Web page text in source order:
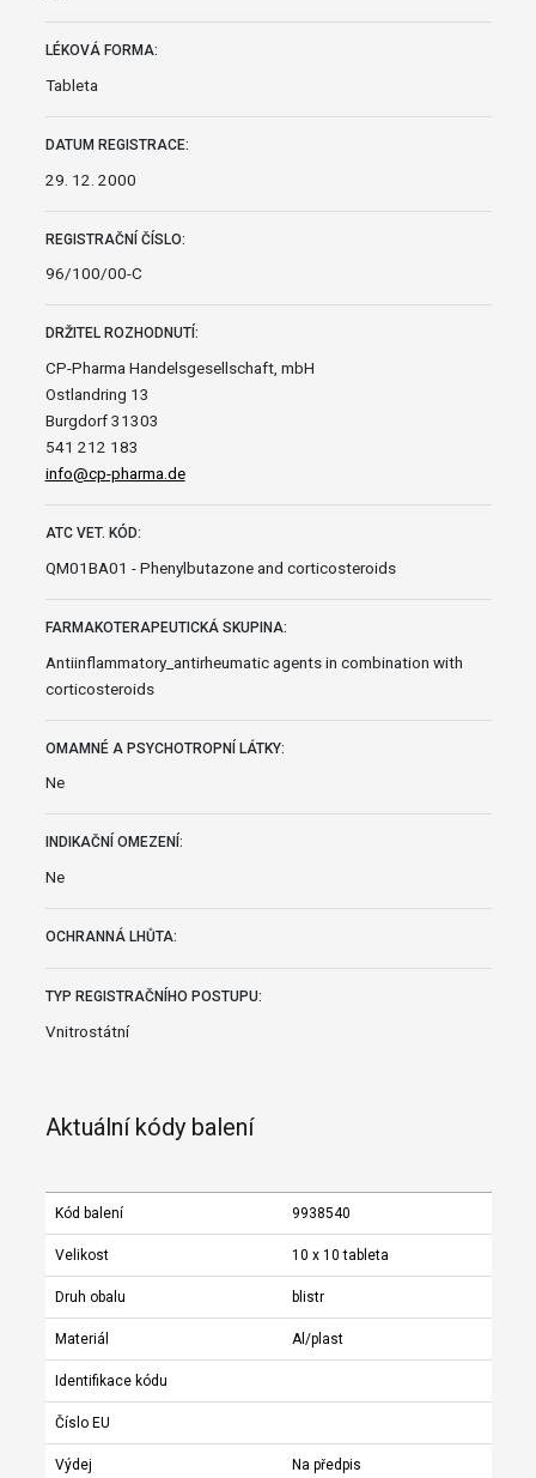
LÉKOVÁ FORMA:
Tableta
DATUM REGISTRACE:
29. 12. 2000
REGISTRAČNÍ ČÍSLO:
96/100/00-C
DRŽITEL ROZHODNUTÍ:
CP-Pharma Handelsgesellschaft, mbH
Ostlandring 13
Burgdorf 31303
541 212 183
info@cp-pharma.de
ATC VET. KÓD:
QM01BA01 - Phenylbutazone and corticosteroids
FARMAKOTERAPEUTICKÁ SKUPINA:
Antiinflammatory_antirheumatic agents in combination with
corticosteroids
OMAMNÉ A PSYCHOTROPNÍ LÁTKY:
Ne
INDIKAČNÍ OMEZENÍ:
Ne
OCHRANNÁ LHŮTA:
TYP REGISTRAČNÍHO POSTUPU:
Vnitrostátní
Aktuální kódy balení
Kód balení 9938540
Velikost 10 x 10 tableta
Druh obalu blistr
Materiál Al/plast
Identifikace kódu
Číslo EU
Výdej Na předpis